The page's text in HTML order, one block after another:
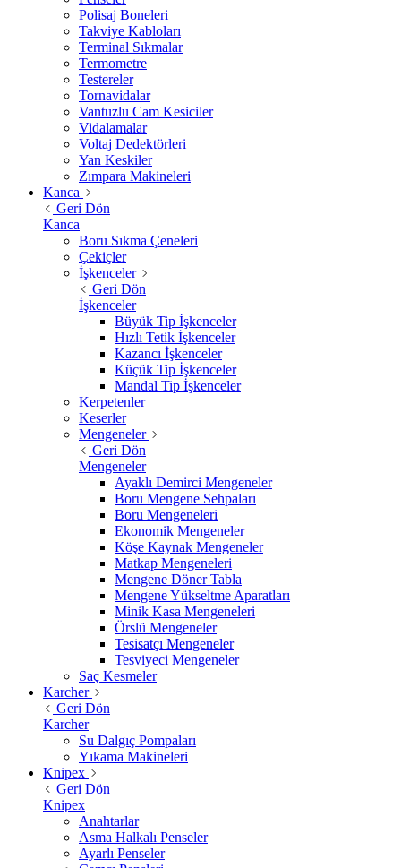
Polisaj Boneleri
Takviye Kabloları
Terminal Sıkmalar
Termometre
Testereler
Tornavidalar
Vantuzlu Cam Kesiciler
Vidalamalar
Voltaj Dedektörleri
Yan Keskiler
Zımpara Makineleri
Kanca
Geri Dön
Kanca
Boru Sıkma Çeneleri
Çekiçler
İşkenceler
Geri Dön
İşkenceler
Büyük Tip İşkenceler
Hızlı Tetik İşkenceler
Kazancı İşkenceler
Küçük Tip İşkenceler
Mandal Tip İşkenceler
Kerpetenler
Keserler
Mengeneler
Geri Dön
Mengeneler
Ayaklı Demirci Mengeneler
Boru Mengene Sehpaları
Boru Mengeneleri
Ekonomik Mengeneler
Köşe Kaynak Mengeneler
Matkap Mengeneleri
Mengene Döner Tabla
Mengene Yükseltme Aparatları
Minik Kasa Mengeneleri
Örslü Mengeneler
Tesisatçı Mengeneler
Tesviyeci Mengeneler
Saç Kesmeler
Karcher
Geri Dön
Karcher
Su Dalgıç Pompaları
Yıkama Makineleri
Knipex
Geri Dön
Knipex
Anahtarlar
Asma Halkalı Penseler
Ayarlı Penseler